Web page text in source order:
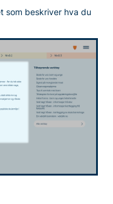
som beskriver hva du